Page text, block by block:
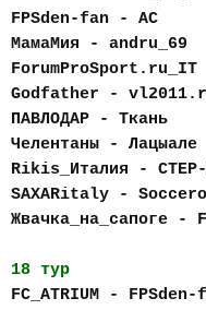
FPSden-fan - AC
МамаМия - andru_69
Godfather -
ПАВЛОДАР - Ткань
Челентаны - Лацыале
Rikis_Италия -
SAXARitaly -
Жвачка_на_сапоге -
18 тур
FC_АTRIUM - FPSden-